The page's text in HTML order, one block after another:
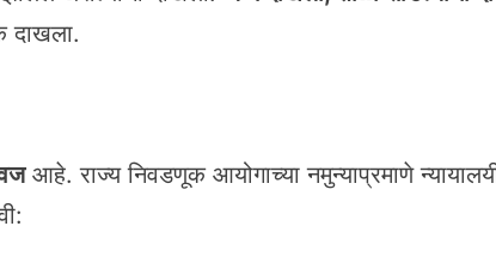
दाखला.
आहे. राज्य निवडणूक आयोगाच्या नमुन्याप्रमाणे